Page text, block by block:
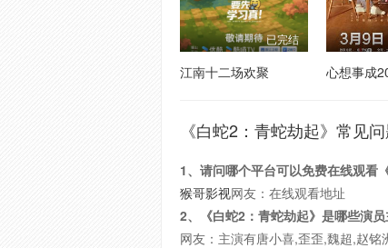
已完结
江南十二场欢聚 心想事成
《白蛇2：青蛇劫起》常见
1、请问哪个平台可以免费在线观看
猴哥影视网友：在线观看地址
2、《白蛇2：青蛇劫起》是哪些演员
网友：主演有唐小喜,歪歪,魏超,赵